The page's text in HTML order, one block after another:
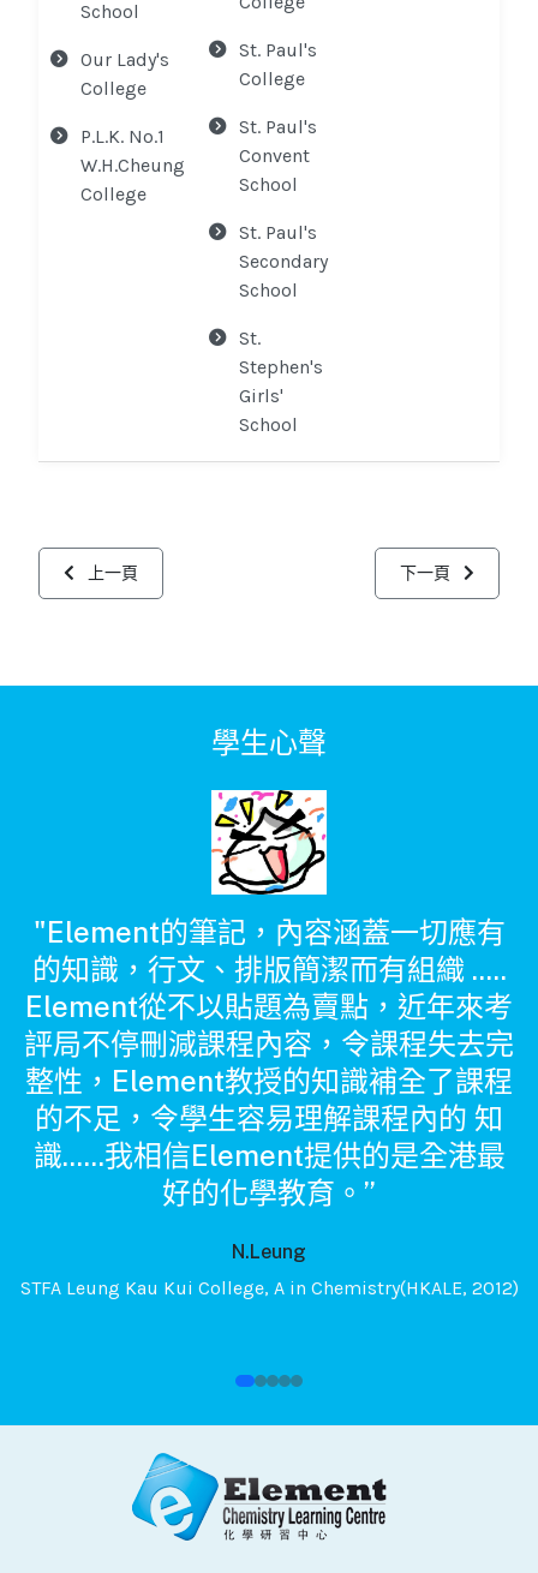
School
Our Lady's
College
P.L.K. No.1
W.H.Cheung
College
St. Paul's
College
St. Paul's
Convent
School
St. Paul's
Secondary
School
St.
Stephen's
Girls'
School
上一篇文章: 聯絡我們
上一頁 下一篇文章: 免費
下一頁
學生心聲
"Element的筆記，內容涵蓋一切應有
的知識，行文、排版簡潔而有組織 .....
Element從不以貼題為賣點，近年來考
評局不停刪減課程內容，令課程失去完
整性，Element教授的知識補全了課程
的不足，令學生容易理解課程內的 知
識......我相信Element提供的是全港最
好的化學教育。”
N.Leung
STFA Leung Kau Kui College, A in Chemistry(HKALE, 2012)